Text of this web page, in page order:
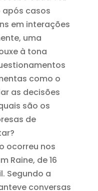
casos
em interações
uma
à tona
como o
as decisões
são os
de
ocorreu nos
Raine, de 16
Segundo a
conversas